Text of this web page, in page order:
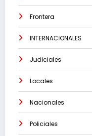
Frontera
INTERNACIONALES
Judiciales
Locales
Nacionales
Policiales